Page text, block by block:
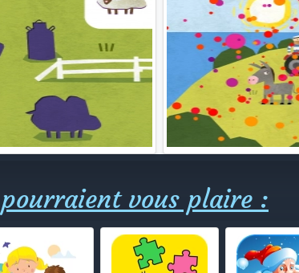
vous plaire :